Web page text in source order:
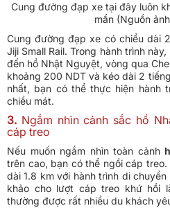
Cung đường đạp xe tại đây luôn
mẩn (Nguồn
Cung đường đạp xe có chiều dài
Jiji Small Rail. Trong hành trình
đến hồ Nhật Nguyệt, vòng qua
khoảng 200 NDT và kéo dài 2
nhất, bạn có thể thực hiện hành
chiều mát.
3. Ngắm nhìn cảnh sắc hồ
cáp treo
Nếu muốn ngắm nhìn toàn cảnh
trên cao, bạn có thể ngồi cáp
dài 1.8 km với hành trình di
khảo cho lượt cáp treo khứ hồi
thường được rất nhiều du khách